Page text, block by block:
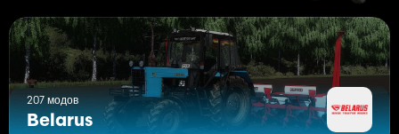
207 модов
Belarus